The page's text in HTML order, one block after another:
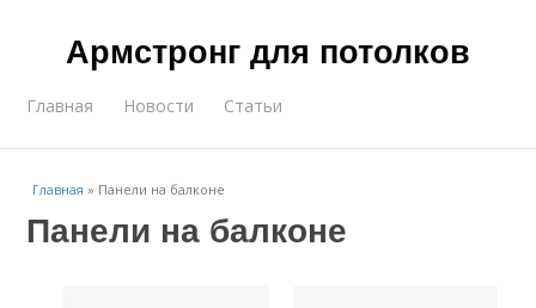
Армстронг для потолков
Главная Новости Статьи
Главная » Панели на балконе
Панели на балконе